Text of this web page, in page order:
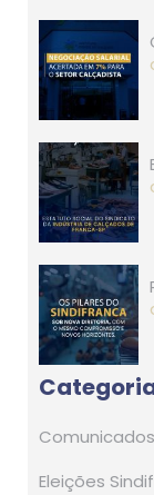
Comunicados
Eleições